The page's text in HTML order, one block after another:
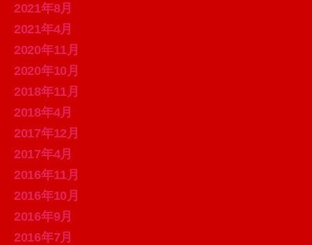
2021年8月
2021年4月
2020年11月
2020年10月
2018年11月
2018年4月
2017年12月
2017年4月
2016年11月
2016年10月
2016年9月
2016年7月